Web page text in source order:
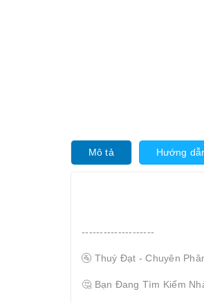
Mô tả Hướng
--------------------
🚰 Thuý Đạt - Chuyên
🤔 Bạn Đang Tìm Kiếm